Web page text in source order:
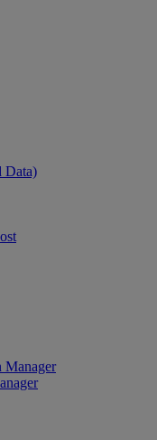
Data)
Manager